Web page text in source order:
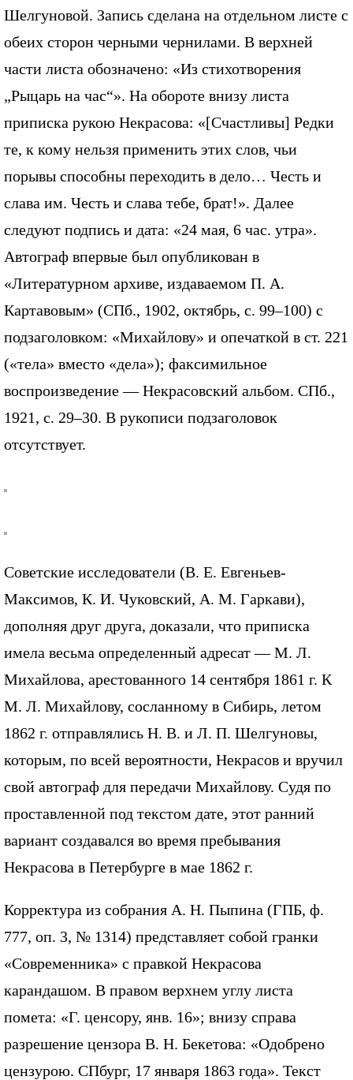
Шелгуновой. Запись сделана на отдельном листе с
обеих сторон черными чернилами. В верхней
части листа обозначено: «Из стихотворения
„Рыцарь на час“». На обороте внизу листа
приписка рукою Некрасова: «[Счастливы] Редки
те, к кому нельзя применить этих слов, чьи
порывы способны переходить в дело… Честь и
слава им. Честь и слава тебе, брат!». Далее
следуют подпись и дата: «24 мая, 6 час. утра».
Автограф впервые был опубликован в
«Литературном архиве, издаваемом П. А.
Картавовым» (СПб., 1902, октябрь, с. 99–100) с
подзаголовком: «Михайлову» и опечаткой в ст. 221
(«тела» вместо «дела»); факсимильное
воспроизведение — Некрасовский альбом. СПб.,
1921, с. 29–30. В рукописи подзаголовок
отсутствует.
Советские исследователи (В. Е. Евгеньев-
Максимов, К. И. Чуковский, А. М. Гаркави),
дополняя друг друга, доказали, что приписка
имела весьма определенный адресат — М. Л.
Михайлова, арестованного 14 сентября 1861 г. К
М. Л. Михайлову, сосланному в Сибирь, летом
1862 г. отправлялись Н. В. и Л. П. Шелгуновы,
которым, по всей вероятности, Некрасов и вручил
свой автограф для передачи Михайлову. Судя по
проставленной под текстом дате, этот ранний
вариант создавался во время пребывания
Некрасова в Петербурге в мае 1862 г.
Корректура из собрания А. Н. Пыпина (ГПБ, ф.
777, оп. 3, № 1314) представляет собой гранки
«Современника» с правкой Некрасова
карандашом. В правом верхнем углу листа
помета: «Г. ценсору, янв. 16»; внизу справа
разрешение цензора В. Н. Бекетова: «Одобрено
цензурою. СПбург, 17 января 1863 года». Текст